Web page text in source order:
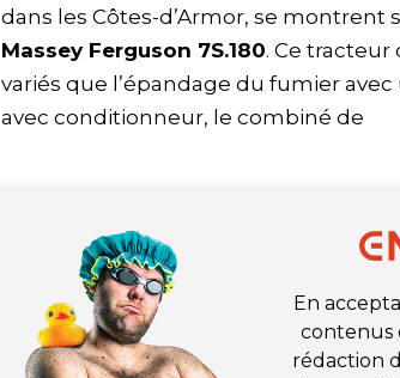
dans les Côtes-d’Armor, se montrent
Massey Ferguson 7S.180. Ce tracteur
variés que l’épandage du fumier avec
avec conditionneur, le combiné de
En
contenus
rédaction